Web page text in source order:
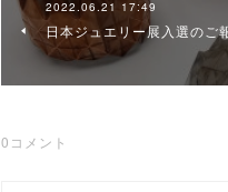
2022.06.21 17:49
日本ジュエリー展入選のご
0 コメント